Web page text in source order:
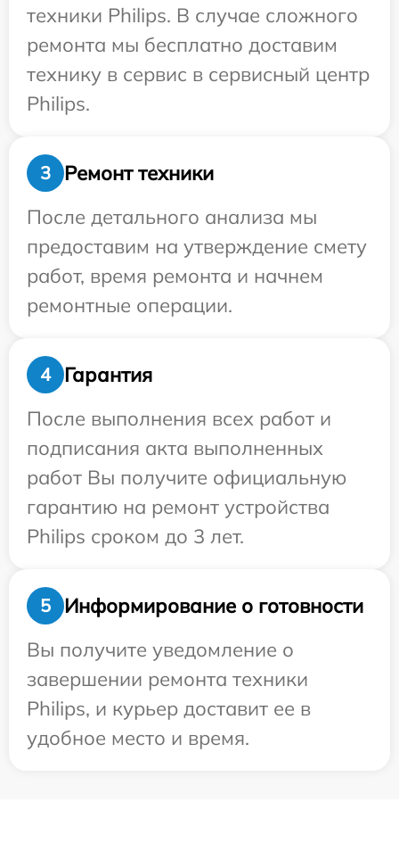
техники Philips. В случае сложного
ремонта мы бесплатно доставим
технику в сервис в сервисный центр
Philips.
3
Ремонт техники
После детального анализа мы
предоставим на утверждение смету
работ, время ремонта и начнем
ремонтные операции.
4
Гарантия
После выполнения всех работ и
подписания акта выполненных
работ Вы получите официальную
гарантию на ремонт устройства
Philips сроком до 3 лет.
5
Информирование о готовности
Вы получите уведомление о
завершении ремонта техники
Philips, и курьер доставит ее в
удобное место и время.